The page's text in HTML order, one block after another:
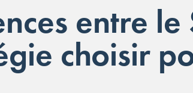
entre le
choisir